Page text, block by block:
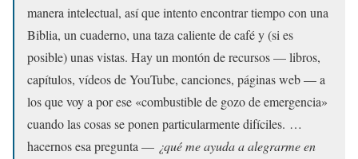
manera intelectual, así que intento encontrar tiempo con una
Biblia, un cuaderno, una taza caliente de café y (si es
posible) unas vistas. Hay un montón de recursos — libros,
capítulos, vídeos de YouTube, canciones, páginas web — a
los que voy a por ese «combustible de gozo de emergencia»
cuando las cosas se ponen particularmente difíciles. …
hacernos esa pregunta — ¿qué me ayuda a alegrarme en